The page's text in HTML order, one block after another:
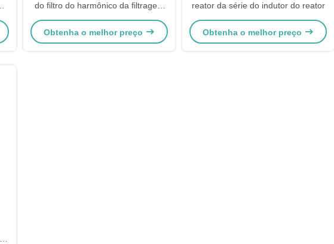
do filtro do harmônico da filtragem
da onda de harmônico
Obtenha o melhor preço
reator da série do indutor do reator
Obtenha o melhor preço